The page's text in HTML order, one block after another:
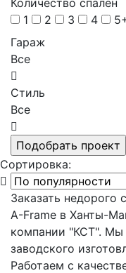
Количество спален
1
2 3 4
Гараж
Все
Стиль
Все
Сортировка:
Заказать недорого
A-Frame в Ханты-
компании "КСТ". Мы
заводского
Работаем с